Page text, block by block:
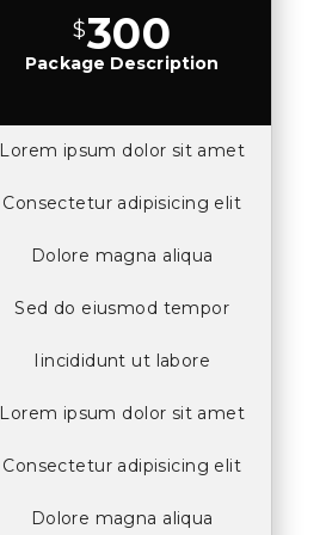
$300
Package Description
Lorem ipsum dolor sit amet
Consectetur adipisicing elit
Dolore magna aliqua
Sed do eiusmod tempor
Iincididunt ut labore
Lorem ipsum dolor sit amet
Consectetur adipisicing elit
Dolore magna aliqua